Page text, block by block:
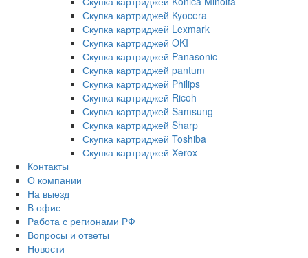
Скупка картриджей Kyocera
Скупка картриджей Lexmark
Скупка картриджей OKI
Скупка картриджей Panasonic
Скупка картриджей pantum
Скупка картриджей Philips
Скупка картриджей Ricoh
Скупка картриджей Samsung
Скупка картриджей Sharp
Скупка картриджей Toshiba
Скупка картриджей Xerox
Контакты
О компании
На выезд
В офис
Работа с регионами РФ
Вопросы и ответы
Новости